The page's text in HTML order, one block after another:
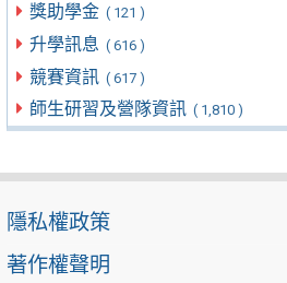
獎助學金 ( 121 )
升學訊息 ( 616 )
競賽資訊 ( 617 )
師生研習及營隊資訊 ( 1,810 )
隱私權政策
著作權聲明